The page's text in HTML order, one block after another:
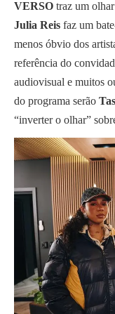
VERSO traz um
Julia Reis faz um
menos óbvio dos
referência do
audiovisual e muitos
do programa serão
“inverter o olhar”